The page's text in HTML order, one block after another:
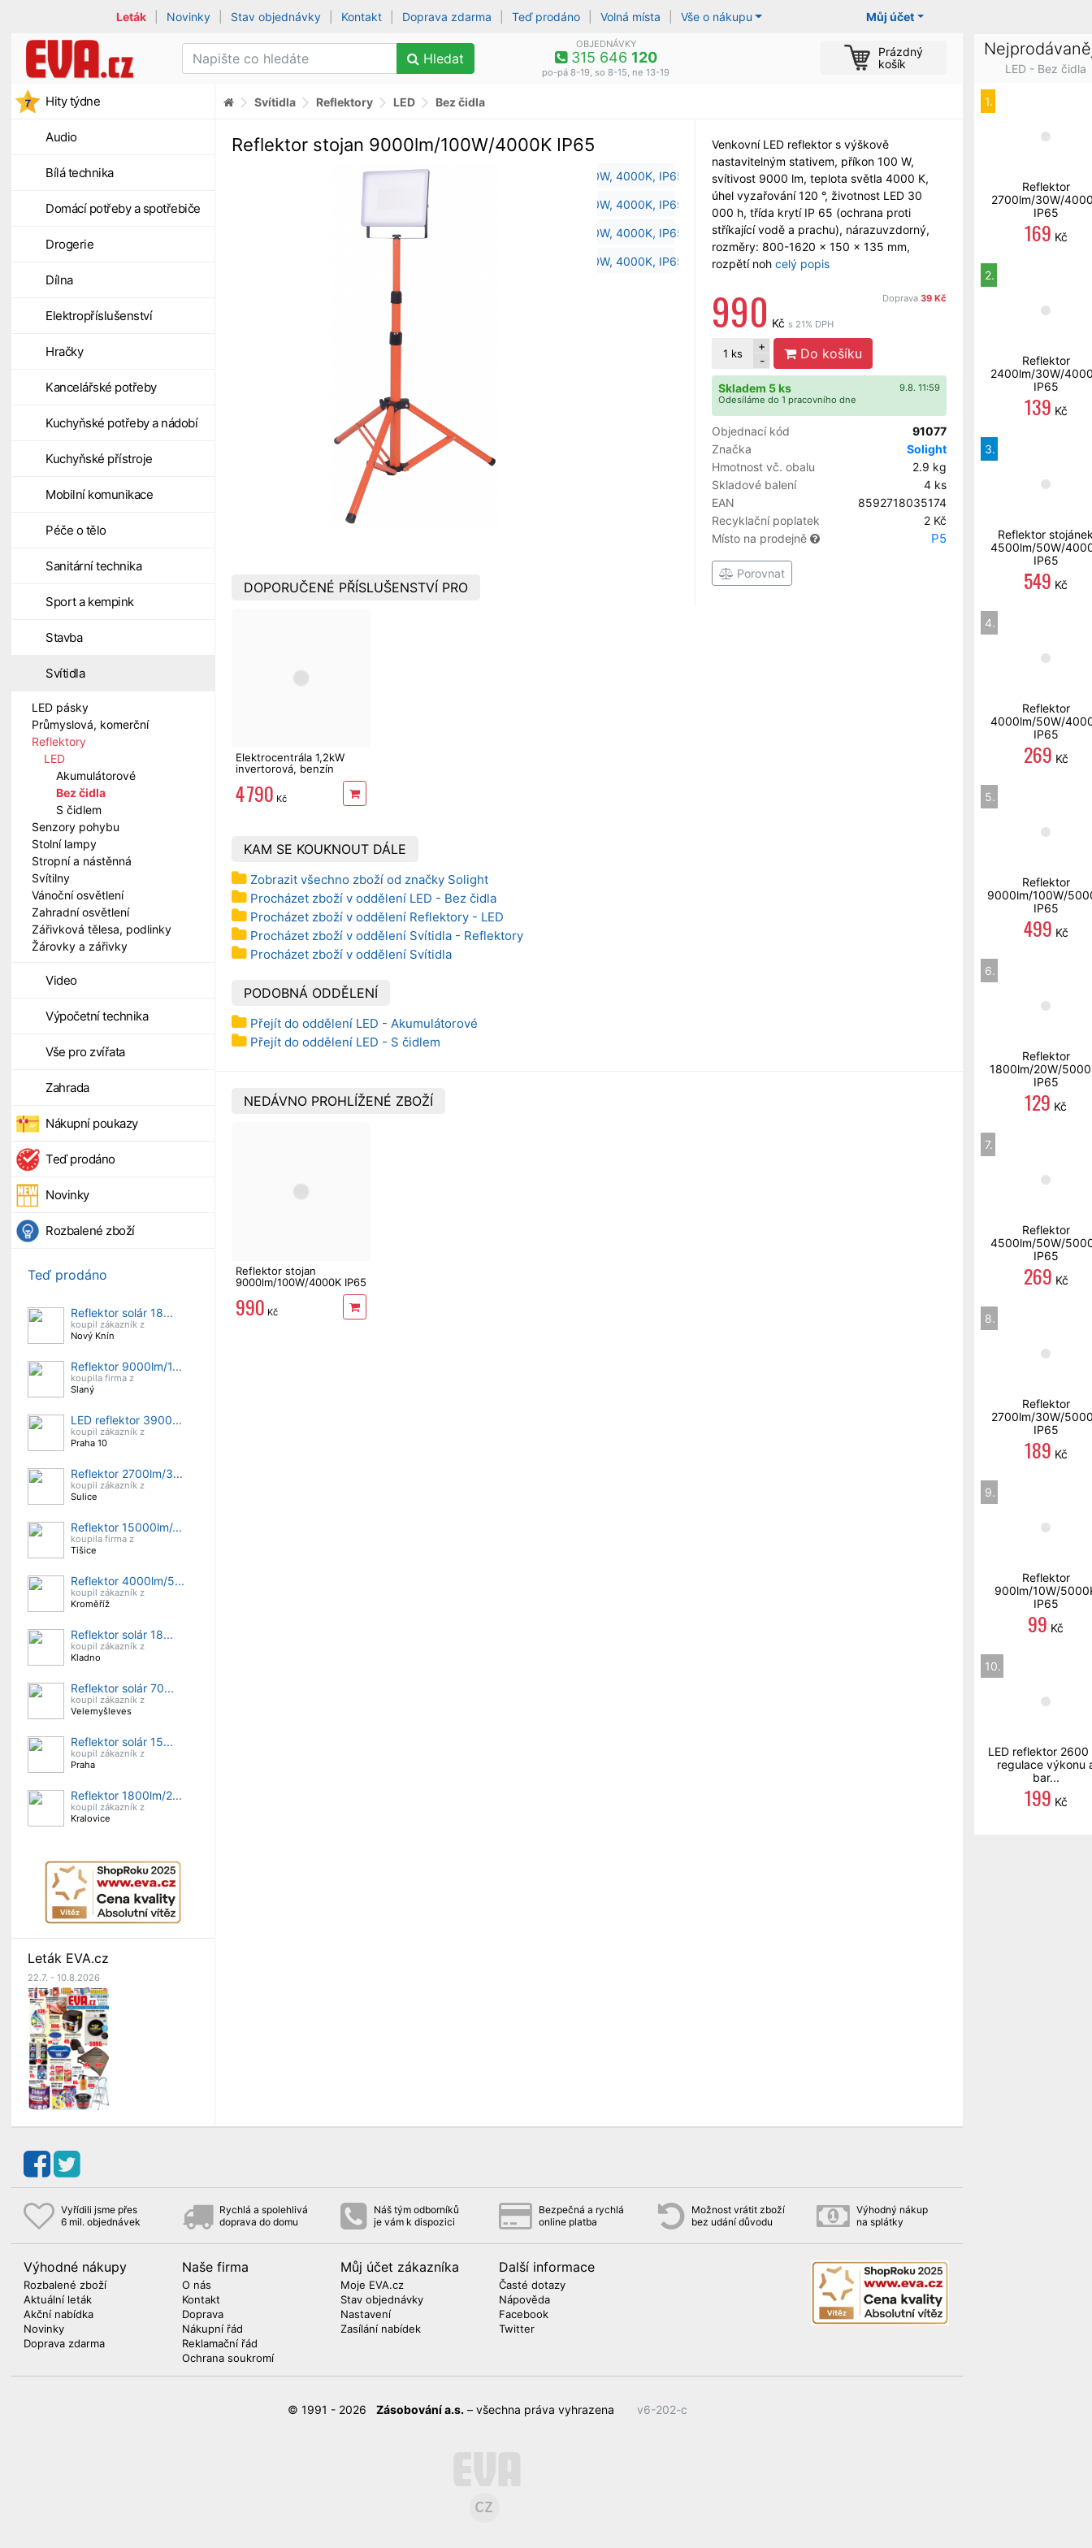
Můj účet
Leták Novinky Stav objednávky Kontakt Doprava zdarma Teď prodáno Volná místa Vše o nákupu
Hledat
OBJEDNÁVKY
315 646 120
po-pá 8-19, so 8-15, ne 13-19
Prázdný
košík
Hity týdne
Audio
Bílá technika
Domácí potřeby a spotřebiče
Drogerie
Dílna
Elektropříslušenství
Hračky
Kancelářské potřeby
Kuchyňské potřeby a nádobí
Kuchyňské přístroje
Mobilní komunikace
Péče o tělo
Sanitární technika
Sport a kempink
Stavba
Svítidla
LED pásky
Průmyslová, komerční
Reflektory
LED
Akumulátorové
Bez čidla
S čidlem
Senzory pohybu
Stolní lampy
Stropní a nástěnná
Svítilny
Vánoční osvětlení
Zahradní osvětlení
Zářivková tělesa, podlinky
Žárovky a zářivky
Video
Výpočetní technika
Vše pro zvířata
Zahrada
Nákupní poukazy
Teď prodáno
Novinky
Rozbalené zboží
Teď prodáno
Reflektor solár 18...
koupil zákazník z
Nový Knín
Reflektor 9000lm/1...
koupila firma z
Slaný
LED reflektor 3900...
koupil zákazník z
Praha 10
Reflektor 2700lm/3...
koupil zákazník z
Sulice
Reflektor 15000lm/...
koupila firma z
Tišice
Reflektor 4000lm/5...
koupil zákazník z
Kroměříž
Reflektor solár 18...
koupil zákazník z
Kladno
Reflektor solár 70...
koupil zákazník z
Velemyšleves
Reflektor solár 15...
koupil zákazník z
Praha
Reflektor 1800lm/2...
koupil zákazník z
Kralovice
Leták EVA.cz
22.7. - 10.8.2026
Svítidla Reflektory LED Bez čidla
Venkovní LED reflektor s výškově
nastavitelným stativem, příkon 100 W,
svítivost 9000 lm, teplota světla 4000 K,
úhel vyzařování 120 °, životnost LED 30
000 h, třída krytí IP 65 (ochrana proti
stříkající vodě a prachu), nárazuvzdorný,
rozměry: 800-1620 x 150 x 135 mm,
rozpětí noh celý popis
Doprava 39 Kč
990 Kč s 21% DPH
1 ks
+
-
Do košíku
9.8. 11:59
Skladem 5 ks
Odesíláme do 1 pracovního dne
Objednací kód
91077
Značka
Solight
Hmotnost vč. obalu
2.9 kg
Skladové balení
4 ks
EAN
8592718035174
Recyklační poplatek
2 Kč
Místo na prodejně
P5
Porovnat
Reflektor stojan 9000lm/100W/4000K IP65
DOPORUČENÉ PŘÍSLUŠENSTVÍ PRO
Elektrocentrála 1,2kW
invertorová, benzín
EXTOL Premium 8895551
4 790 Kč
KAM SE KOUKNOUT DÁLE
Zobrazit všechno zboží od značky Solight
Procházet zboží v oddělení LED - Bez čidla
Procházet zboží v oddělení Reflektory - LED
Procházet zboží v oddělení Svítidla - Reflektory
Procházet zboží v oddělení Svítidla
PODOBNÁ ODDĚLENÍ
Přejít do oddělení LED - Akumulátorové
Přejít do oddělení LED - S čidlem
NEDÁVNO PROHLÍŽENÉ ZBOŽÍ
Reflektor stojan
9000lm/100W/4000K IP65
990 Kč
Vyřídili jsme přes
6 mil. objednávek
Rychlá a spolehlivá
doprava do domu
Náš tým odborníků
je vám k dispozici
Bezpečná a rychlá
online platba
Možnost vrátit zboží
bez udání důvodu
Výhodný nákup
na splátky
Výhodné nákupy
Rozbalené zboží
Aktuální leták
Akční nabídka
Novinky
Doprava zdarma
Naše firma
O nás
Kontakt
Doprava
Nákupní řád
Reklamační řád
Ochrana soukromí
Můj účet zákazníka
Moje EVA.cz
Stav objednávky
Nastavení
Zasílání nabídek
Další informace
Časté dotazy
Nápověda
Facebook
Twitter
© 1991 - 2026 Zásobování a.s. – všechna práva vyhrazena v6-202-c
LED - Bez čidla
1.
Reflektor
2700lm/30W/
IP65
169 Kč
2.
Reflektor
2400lm/30W/
IP65
139 Kč
3.
Reflektor
4500lm/50W/
IP65
549 Kč
4.
Reflektor
4000lm/50W/
IP65
269 Kč
5.
Reflektor
9000lm/100W/
IP65
499 Kč
6.
Reflektor
1800lm/20W/
IP65
129 Kč
7.
Reflektor
4500lm/50W/
IP65
269 Kč
8.
Reflektor
2700lm/30W/
IP65
189 Kč
9.
Reflektor
900lm/10W/
IP65
99 Kč
10.
LED reflektor 2600
regulace výkonu
bar...
199 Kč